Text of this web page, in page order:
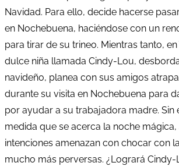
Navidad. Para ello, decide hacerse
en Nochebuena, haciéndose con un
para tirar de su trineo. Mientras tanto,
dulce niña llamada Cindy-Lou,
navideño, planea con sus amigos
durante su visita en Nochebuena para
por ayudar a su trabajadora madre. Sin
medida que se acerca la noche mágica,
intenciones amenazan con chocar con
mucho más perversas. ¿Logrará